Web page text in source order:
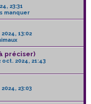
23:31
manquer
13:02
préciser)
oct. 2024, 21:43
23:03